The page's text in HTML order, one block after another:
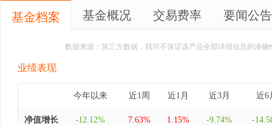
基金档案 基金概况 交易费率 要闻公告
数据来源：第三方数据，我司不保证该产品全部详细信息的准
业绩表现
今年以来 近1周 近1月 近3月 近6
净值增长 -12.12% 7.63% 1.15% -9.74% -